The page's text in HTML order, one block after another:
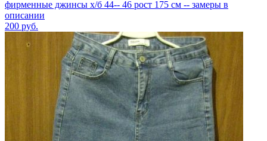
фирменные джинсы х/б 44-- 46 рост 175 см -- замеры в
описании
200 руб.